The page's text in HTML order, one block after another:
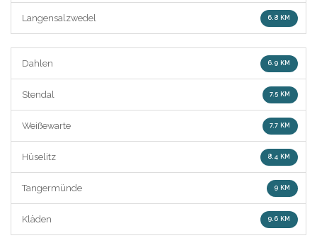
Langensalzwedel 6.8 KM
Dahlen 6.9 KM
Stendal 7.5 KM
Weißewarte 7.7 KM
Hüselitz 8.4 KM
Tangermünde 9 KM
Kläden 9.6 KM